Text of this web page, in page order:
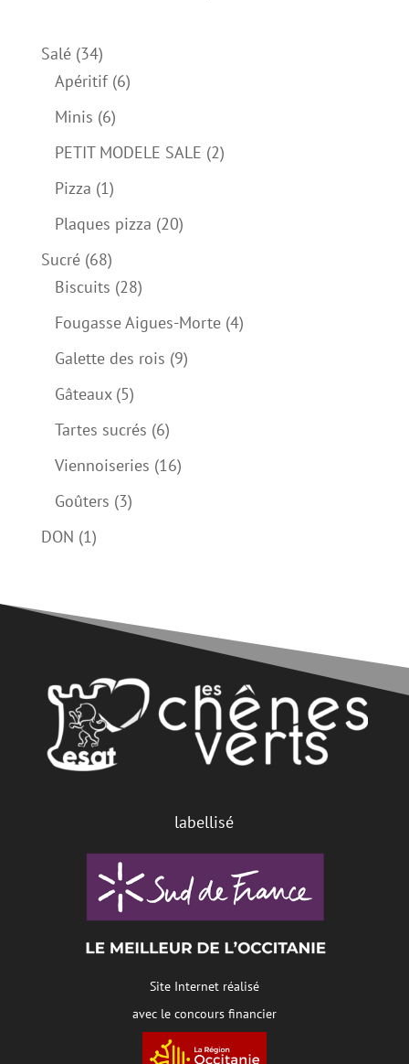
Salé 3434
produits
Apéritif 66
Minis 66
produits
PETIT MODELE SALE 22
Pizza 11
produit
Plaques pizza 2020
Sucré 6868
produits
Biscuits 2828
produits
Fougasse Aigues-Morte 44
Galette des rois 99
Gâteaux 55
produits
Tartes sucrés 66
produits
Viennoiseries 1616
Goûters 33
DON 11
labellisé
Site Internet réalisé
avec le concours financier